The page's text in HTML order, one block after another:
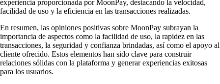
experiencia proporcionada por MoonPay, destacando la velocidad,
facilidad de uso y la eficiencia en las transacciones realizadas.
En resumen, las opiniones positivas sobre MoonPay subrayan la
importancia de aspectos como la facilidad de uso, la rapidez en las
transacciones, la seguridad y confianza brindadas, así como el apoyo al
cliente ofrecido. Estos elementos han sido clave para construir
relaciones sólidas con la plataforma y generar experiencias exitosas
para los usuarios.